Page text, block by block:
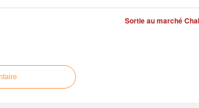
Sortie au marché